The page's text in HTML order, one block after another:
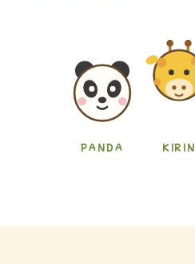
PANDA KIRIN